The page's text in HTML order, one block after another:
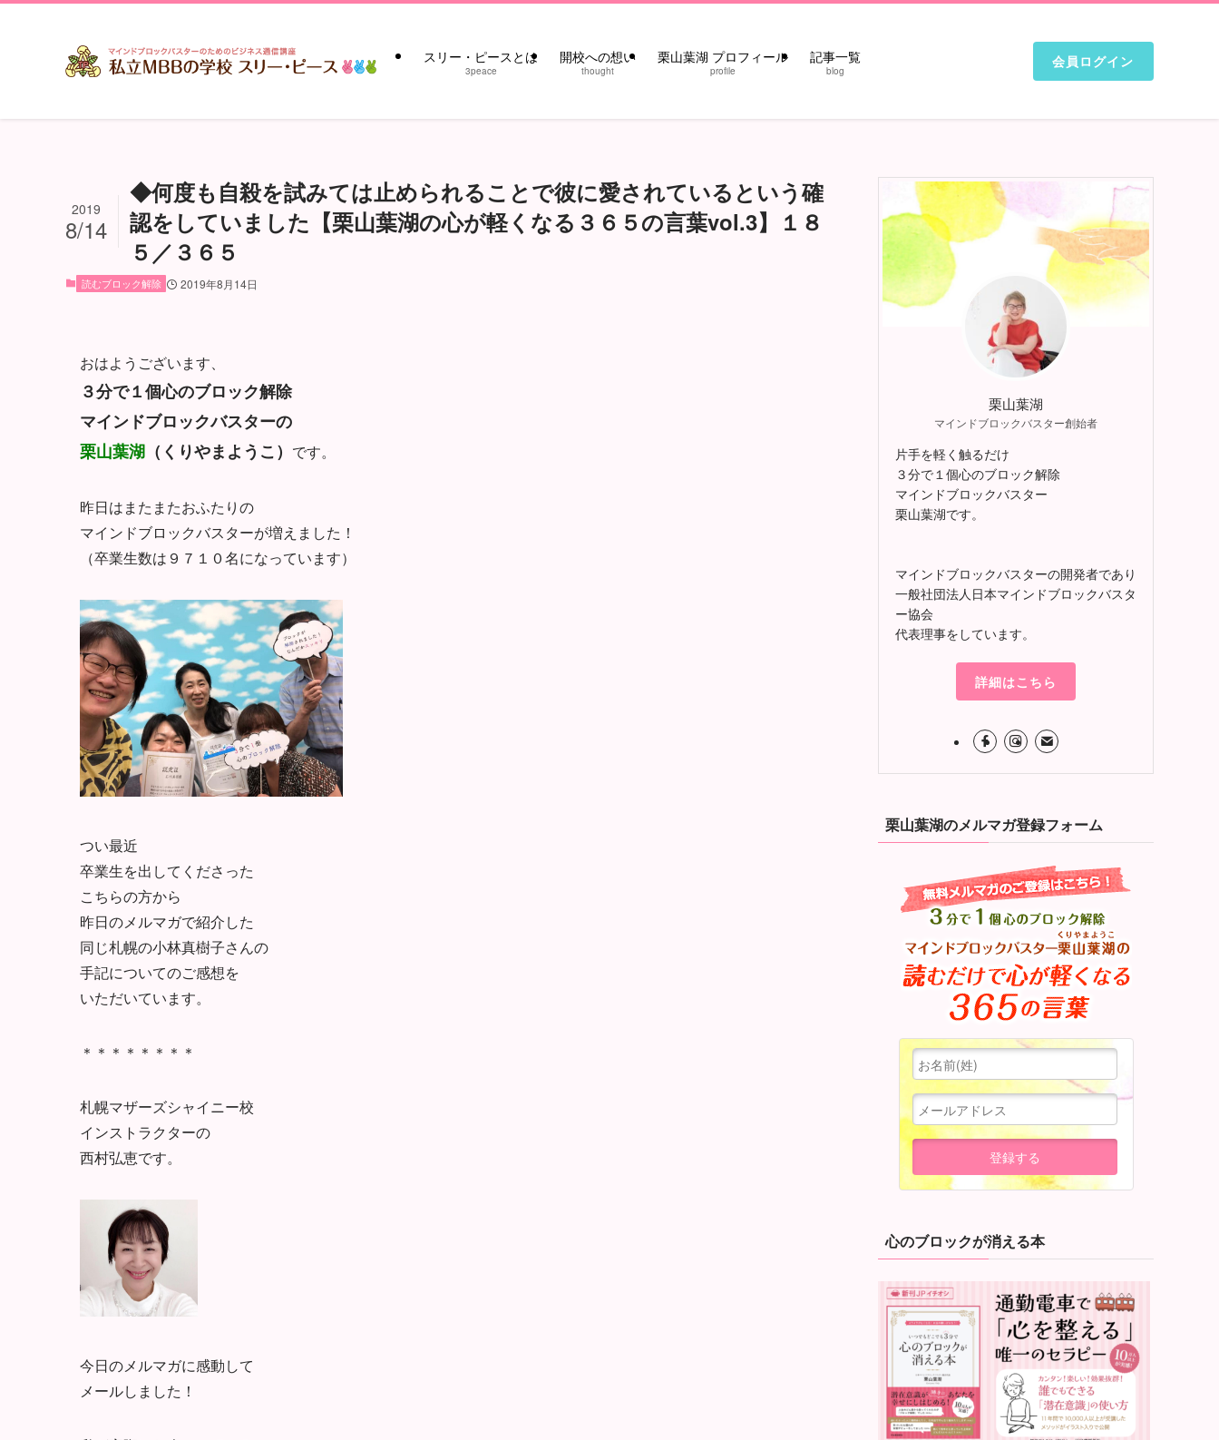
スリー・ピースとは
3peace
開校への想い
thought
栗山葉湖 プロフィール
profile
記事一覧
blog
会員ログイン
◆何度も自殺を試みては止められることで彼に愛されているという確
認をしていました【栗山葉湖の心が軽くなる３６５の言葉vol.3】１８
５／３６５
2019
8/14
読むブロック解除 2019年8月14日
おはようございます、
３分で１個心のブロック解除
マインドブロックバスターの
栗山葉湖 （くりやまようこ） です。
昨日はまたまたおふたりの
マインドブロックバスターが増えました！
（卒業生数は９７１０名になっています）
つい最近
卒業生を出してくださった
こちらの方から
昨日のメルマガで紹介した
同じ札幌の小林真樹子さんの
手記についてのご感想を
いただいています。
＊＊＊＊＊＊＊＊
札幌マザーズシャイニー校
インストラクターの
西村弘恵です。
今日のメルマガに感動して
メールしました！
栗山葉湖
マインドブロックバスター創始者
片手を軽く触るだけ
３分で１個心のブロック解除
マインドブロックバスター
栗山葉湖です。
マインドブロックバスターの開発者であり
一般社団法人日本マインドブロックバスタ
ー協会
代表理事をしています。
詳細はこちら
栗山葉湖のメルマガ登録フォーム
心のブロックが消える本